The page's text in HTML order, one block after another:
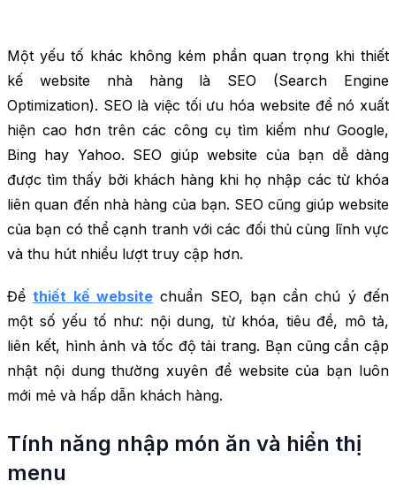
Một yếu tố khác không kém phần quan trọng khi thiết
kế website nhà hàng là SEO (Search Engine
Optimization). SEO là việc tối ưu hóa website để nó xuất
hiện cao hơn trên các công cụ tìm kiếm như Google,
Bing hay Yahoo. SEO giúp website của bạn dễ dàng
được tìm thấy bởi khách hàng khi họ nhập các từ khóa
liên quan đến nhà hàng của bạn. SEO cũng giúp website
của bạn có thể cạnh tranh với các đối thủ cùng lĩnh vực
và thu hút nhiều lượt truy cập hơn.
Đểthiết kế websitechuẩn SEO, bạn cần chú ý đến
một số yếu tố như: nội dung, từ khóa, tiêu đề, mô tả,
liên kết, hình ảnh và tốc độ tải trang. Bạn cũng cần cập
nhật nội dung thường xuyên để website của bạn luôn
mới mẻ và hấp dẫn khách hàng.
Tính năng nhập món ăn và hiển thị
menu